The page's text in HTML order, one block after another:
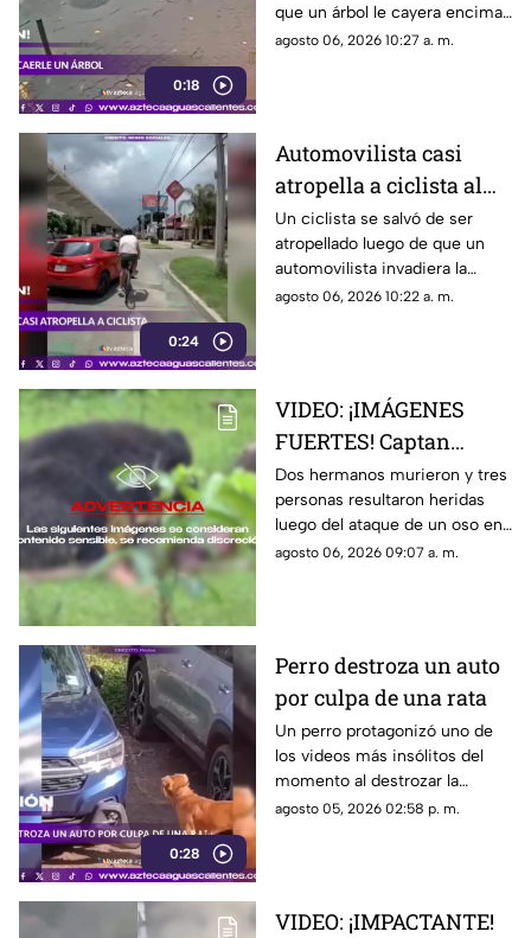
0:18
que un árbol le cayera encima
durante una fuerte tormenta
agosto 06, 2026 10:27 a. m.
0:24
Automovilista casi
atropella a ciclista al
invadir el carril de la
ciclovía en Guadalajara
Un ciclista se salvó de ser
atropellado luego de que un
automovilista invadiera la
ciclovía al girar a la derecha sin
agosto 06, 2026 10:22 a. m.
VIDEO: ¡IMÁGENES
FUERTES! Captan
momento en el que dos
hermanos son
devorados por un oso
Dos hermanos murieron y tres
personas resultaron heridas
luego del ataque de un oso en
el distrito de Kanker en India;
agosto 06, 2026 09:07 a. m.
0:28
Perro destroza un auto
por culpa de una rata
Un perro protagonizó uno de
los videos más insólitos del
momento al destrozar la
defensa de un automóvil con
agosto 05, 2026 02:58 p. m.
VIDEO: ¡IMPACTANTE!